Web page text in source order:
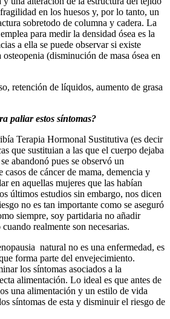
en los huesos y, por lo tanto, un
sobretodo de columna y cadera. La
para medir la densidad ósea es la
a ella se puede observar si existe
(disminución de masa ósea en
retención de líquidos, aumento de grasa
paliar estos síntomas?
Terapia Hormonal Sustitutiva (es decir
que sustituian a las que el cuerpo dejaba
abandonó pues se observó un
de cáncer de mama, demencia y
en aquellas mujeres que las habían
últimos estudios sin embargo, nos dicen
no es tan importante como se aseguró
siempre, soy partidaria no añadir
realmente son necesarias.
natural no es una enfermedad, es
forma parte del envejecimiento.
los síntomas asociados a la
alimentación. Lo ideal es que antes de
una alimentación y un estilo de vida
síntomas de esta y disminuir el riesgo de